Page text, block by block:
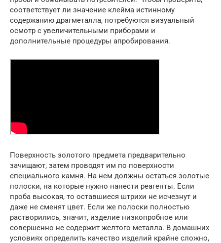
соответствует ли значение клейма истинному
содержанию драгметалла, потребуются визуальный
осмотр с увеличительными приборами и
дополнительные процедуры апробирования.
Поверхность золотого предмета предварительно
зачищают, затем проводят им по поверхности
специального камня. На нем должны остаться золотые
полоски, на которые нужно нанести реагенты. Если
проба высокая, то оставшиеся штрихи не исчезнут и
даже не сменят цвет. Если же полоски полностью
растворились, значит, изделие низкопробное или
совершенно не содержит желтого металла. В домашних
условиях определить качество изделий крайне сложно,